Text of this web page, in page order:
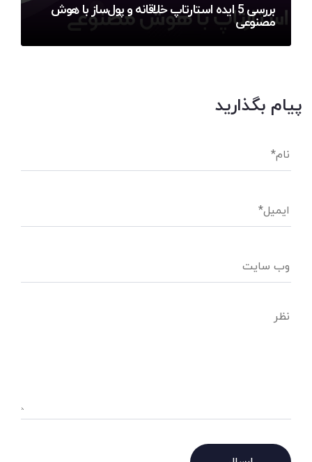
بررسی 5 ایده استارتاپ خلاقانه و پول‌ساز با هوش
مصنوعی
پیام بگذارید